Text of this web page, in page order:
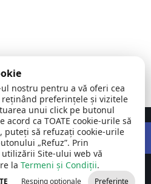
Comuna
Drăcșenei |
©
2026
Toate
drepturile
rezervate
Relații Publice SRL
nostru pentru a vă oferi cea
preferințele și vizitele
unui click pe butonul
acord ca TOATE cookie-urile să
puteți să refuzați cookie-urile
„Refuz”. Prin
Site-ului web vă
la Termeni și Condiții.
Resping opționale Preferințe